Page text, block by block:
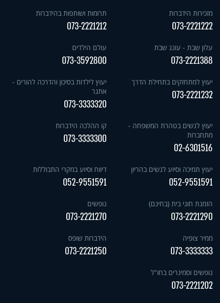
מזכירות הידברות
073-2221222
תרומות ושותפות בהידברות
073-2221212
עלון שבת - עונג שבת
073-2221388
עולם הילדים
073-3592800
יעוץ למתחזקים בתחילת הדרך
073-2221232
יעוץ לילדות בסיכון והדרכה להורים -
אתגר
073-3333320
יעוץ לנשים בטהרת המשפחה -
מתחברות
02-6301516
קו ההלכה הידברות
073-3333300
יעוץ תמיכה וסיוע לנשים בהריון
052-9551591
דיווח וסיוע במקרי התבוללות
052-9551591
הזמנת חוגי בית (בחינם)
073-2221290
נופשים
073-2221270
ממיר צופיה
073-3333333
הידברות שופס
073-2221250
נופשים וסמינרים בחו"ל
073-2221202